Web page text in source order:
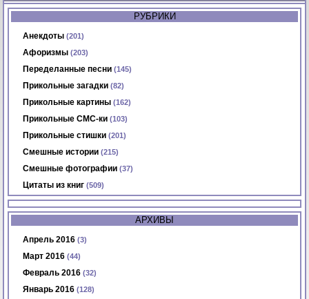
РУБРИКИ
Анекдоты (201)
Афоризмы (203)
Переделанные песни (145)
Прикольные загадки (82)
Прикольные картины (162)
Прикольные СМС-ки (103)
Прикольные стишки (201)
Смешные истории (215)
Смешные фотографии (37)
Цитаты из книг (509)
АРХИВЫ
Апрель 2016 (3)
Март 2016 (44)
Февраль 2016 (32)
Январь 2016 (128)